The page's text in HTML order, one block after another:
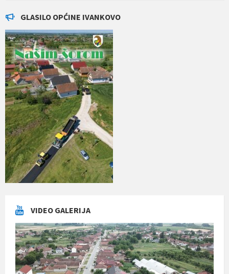
GLASILO OPĆINE IVANKOVO
VIDEO GALERIJA